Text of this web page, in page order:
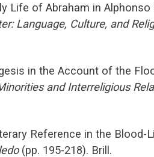
Life of Abraham in Alphonso
Language, Culture, and
in the Account of the
and Interreligious
Reference in the Blood-
(pp. 195-218). Brill.